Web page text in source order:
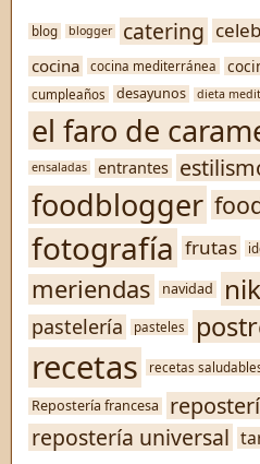
blog blogger catering
cocina cocina mediterránea
cumpleaños desayunos dieta
el faro de
ensaladas entrantes
foodblogger
fotografía frutas
meriendas navidad
pastelería pasteles
recetas recetas
Repostería francesa
repostería universal